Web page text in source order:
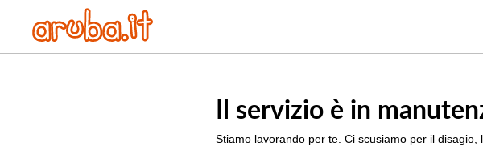
Il servizio è in
Stiamo lavorando per te. Ci scusiamo per il